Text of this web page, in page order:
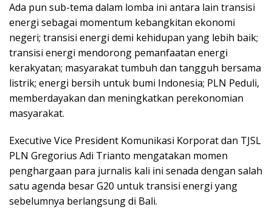
Ada pun sub-tema dalam lomba ini antara lain transisi
energi sebagai momentum kebangkitan ekonomi
negeri; transisi energi demi kehidupan yang lebih baik;
transisi energi mendorong pemanfaatan energi
kerakyatan; masyarakat tumbuh dan tangguh bersama
listrik; energi bersih untuk bumi Indonesia; PLN Peduli,
memberdayakan dan meningkatkan perekonomian
masyarakat.
Executive Vice President Komunikasi Korporat dan TJSL
PLN Gregorius Adi Trianto mengatakan momen
penghargaan para jurnalis kali ini senada dengan salah
satu agenda besar G20 untuk transisi energi yang
sebelumnya berlangsung di Bali.